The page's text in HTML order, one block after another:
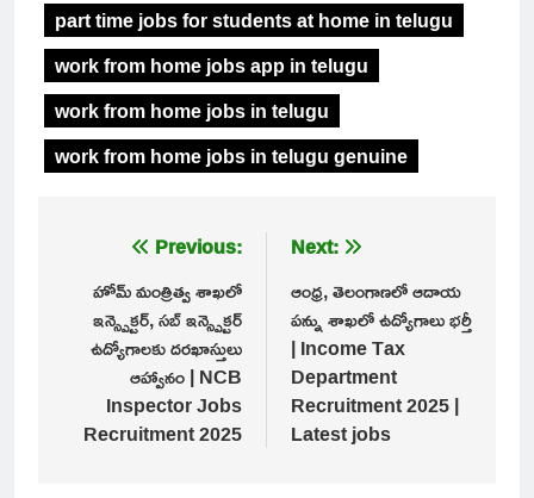
part time jobs for students at home in telugu
work from home jobs app in telugu
work from home jobs in telugu
work from home jobs in telugu genuine
navigation
Previous:
హోమ్ మంత్రిత్వ శాఖలో
ఇన్స్పెక్టర్, సబ్ ఇన్స్పెక్టర్
ఉద్యోగాలకు దరఖాస్తులు
ఆహ్వానం | NCB
Inspector Jobs
Recruitment 2025
Next:
ఆంధ్ర, తెలంగాణలో ఆదాయ
పన్ను శాఖలో ఉద్యోగాలు భర్తీ
| Income Tax
Department
Recruitment 2025 |
Latest jobs